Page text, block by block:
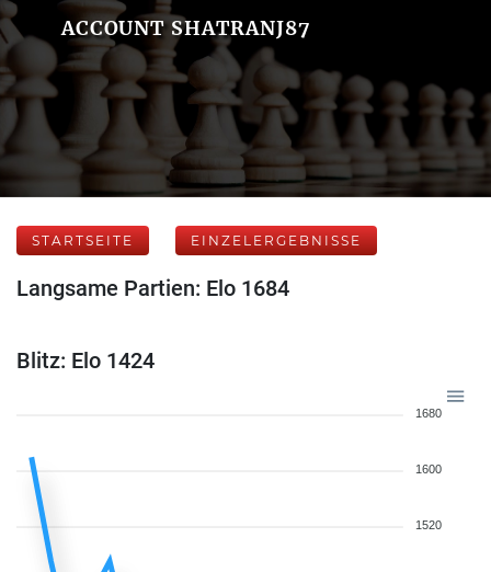
ACCOUNT SHATRANJ87
STARTSEITE EINZELERGEBNISSE
Langsame Partien: Elo 1684
Blitz: Elo 1424
1680
1600
1520